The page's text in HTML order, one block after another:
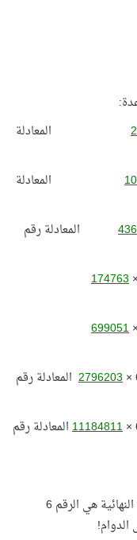
المعادلة
المعادلة
المعادلة رقم
174763
699051
2796203 المعادلة رقم
11184811المعادلة رقم
وهكذا يستمر الإيقاع إلى ما لا نهاية والنتيجة النهائية هي الرقم 6